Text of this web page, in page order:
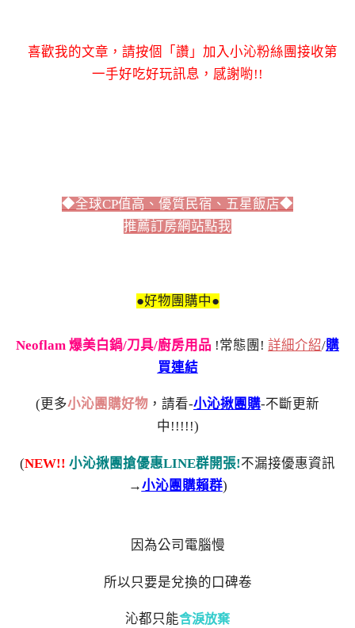
喜歡我的文章，請按個「讚」加入小沁粉絲團接收第
一手好吃好玩訊息，感謝喲!!
◆全球CP值高、優質民宿、五星飯店◆
推薦訂房網站點我
●好物團購中●
Neoflam 爆美白鍋/刀具/廚房用品 !常態團! 詳細介紹/購
買連結
(更多小沁團購好物 ，請看-小沁揪團購-不斷更新
中!!!!!)
(NEW!! 小沁揪團搶優惠LINE群開張!不漏接優惠資訊
→小沁團購賴群)
因為公司電腦慢
所以只要是兌換的口碑卷
沁都只能含淚放棄